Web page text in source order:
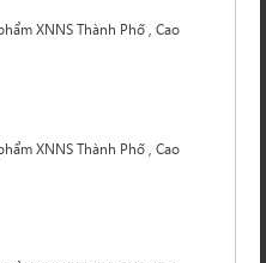
XNNS Thành Phố , Cao
XNNS Thành Phố , Cao